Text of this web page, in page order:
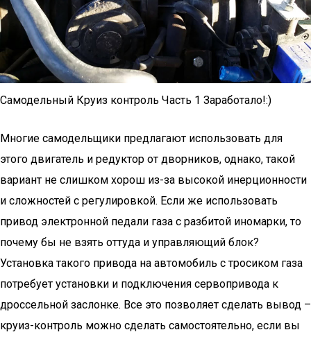
Самодельный Круиз контроль Часть 1 Заработало!:)
Многие самодельщики предлагают использовать для
этого двигатель и редуктор от дворников, однако, такой
вариант не слишком хорош из-за высокой инерционности
и сложностей с регулировкой. Если же использовать
привод электронной педали газа с разбитой иномарки, то
почему бы не взять оттуда и управляющий блок?
Установка такого привода на автомобиль с тросиком газа
потребует установки и подключения сервопривода к
дроссельной заслонке. Все это позволяет сделать вывод –
круиз-контроль можно сделать самостоятельно, если вы